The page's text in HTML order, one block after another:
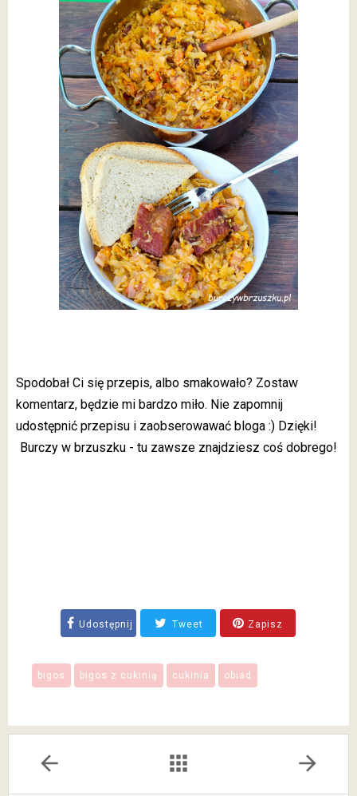
Spodobał Ci się przepis, albo smakowało? Zostaw
komentarz, będzie mi bardzo miło. Nie zapomnij
udostępnić przepisu i zaobserowawać bloga :) Dzięki!
Burczy w brzuszku - tu zawsze znajdziesz coś dobrego!
Udostępnij Tweet Zapisz
bigos bigos z cukinią cukinia obiad
arrow_back arrow_forward
apps